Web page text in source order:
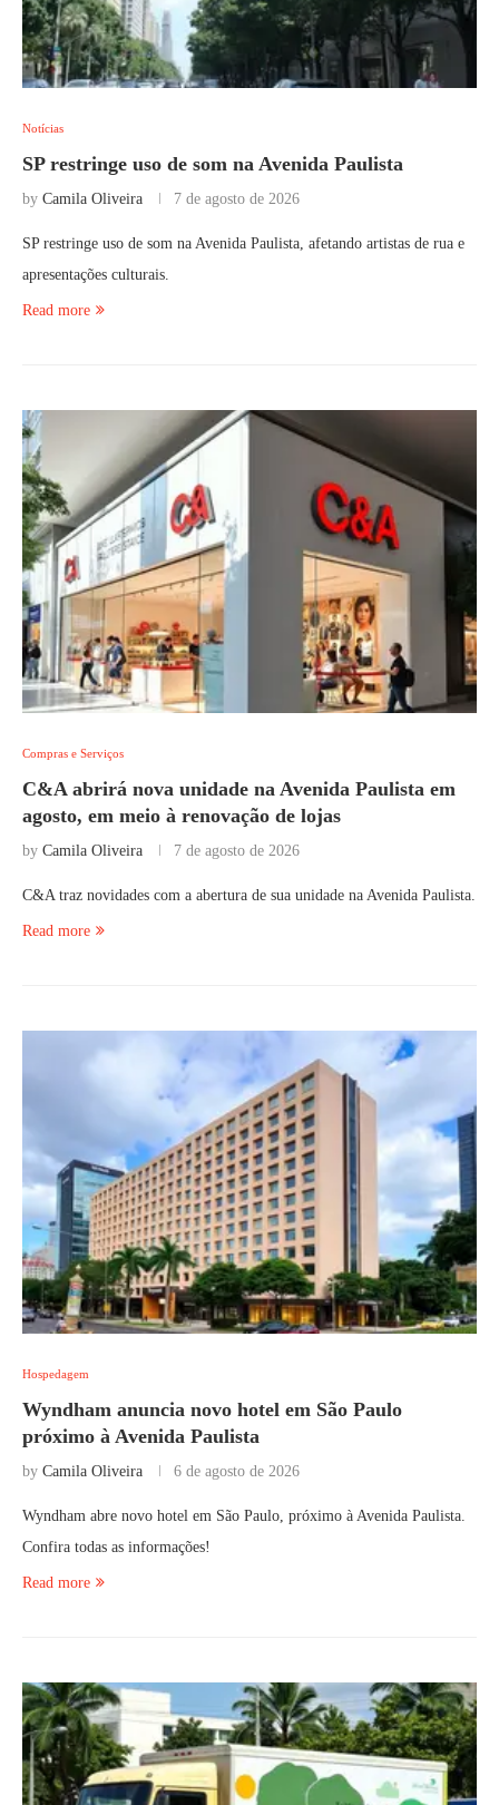
Notícias
SP restringe uso de som na Avenida Paulista
by Camila Oliveira 7 de agosto de 2026
SP restringe uso de som na Avenida Paulista, afetando artistas de rua e
apresentações culturais.
Read more
Compras e Serviços
C&A abrirá nova unidade na Avenida Paulista em
agosto, em meio à renovação de lojas
by Camila Oliveira 7 de agosto de 2026
C&A traz novidades com a abertura de sua unidade na Avenida Paulista.
Read more
Hospedagem
Wyndham anuncia novo hotel em São Paulo
próximo à Avenida Paulista
by Camila Oliveira 6 de agosto de 2026
Wyndham abre novo hotel em São Paulo, próximo à Avenida Paulista.
Confira todas as informações!
Read more